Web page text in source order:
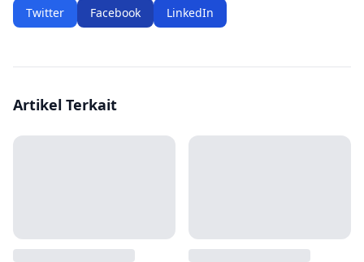
Twitter Facebook LinkedIn
Artikel Terkait